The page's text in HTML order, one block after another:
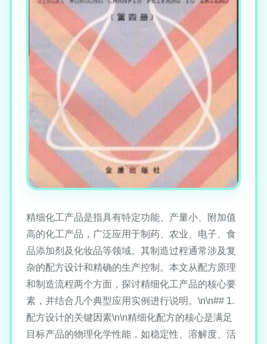
精细化工产品是指具有特定功能、产量小、附加值
高的化工产品，广泛应用于制药、农业、电子、食
品添加剂及化妆品等领域。其制造过程通常涉及复
杂的配方设计和精确的生产控制。本文从配方原理
和制造流程两个方面，探讨精细化工产品的核心要
素，并结合几个典型应用实例进行说明。\n\n## 1.
配方设计的关键因素\n\n精细化配方的核心是满足
目标产品的物理化学性能，如稳定性、溶解度、活